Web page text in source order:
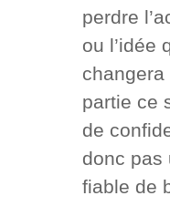
perdre
ou l’idée
partie ce
de
donc pas
fiable de